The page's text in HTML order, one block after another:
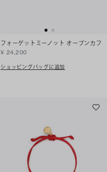
フォーゲットミーノット オープンカフ
¥ 24,200
ショッピングバッグに追加